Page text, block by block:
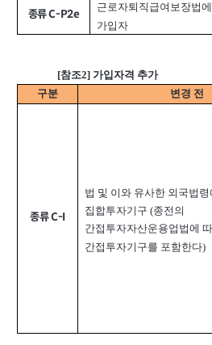
종류 C-P2e
근로자퇴직급여보장법
가입자
[참조2] 가입자격 추가
구분
변경 전
종류 C-I
법 및 이와 유사한 외국법
집합투자기구 (종전의
간접투자자산운용업법에
간접투자기구를 포함한다)